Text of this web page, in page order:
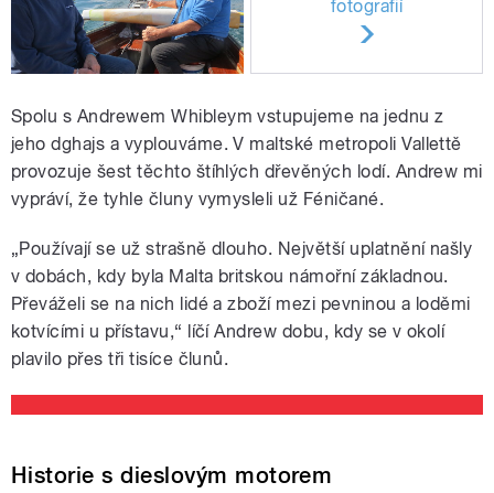
fotografií
Spolu s Andrewem Whibleym vstupujeme na jednu z
jeho dghajs a vyplouváme. V maltské metropoli Vallettě
provozuje šest těchto štíhlých dřevěných lodí. Andrew mi
vypráví, že tyhle čluny vymysleli už Féničané.
„Používají se už strašně dlouho. Největší uplatnění našly
v dobách, kdy byla Malta britskou námořní základnou.
Převáželi se na nich lidé a zboží mezi pevninou a loděmi
kotvícími u přístavu,“ líčí Andrew dobu, kdy se v okolí
plavilo přes tři tisíce člunů.
Historie s dieslovým motorem